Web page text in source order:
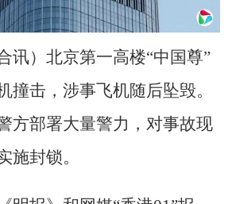
讯）北京第一高楼“中国尊”
撞击，涉事飞机随后坠毁。
方部署大量警力，对事故现
施封锁。